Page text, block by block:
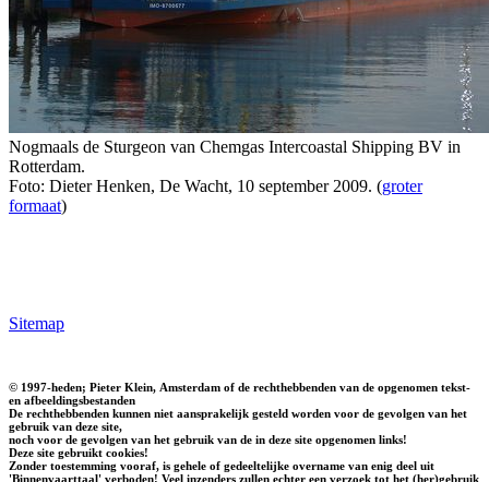
Nogmaals de Sturgeon van Chemgas Intercoastal Shipping BV in
Rotterdam.
Foto: Dieter Henken, De Wacht, 10 september 2009. (groter
formaat)
Sitemap
© 1997-heden; Pieter Klein, Amsterdam of de rechthebbenden van de opgenomen tekst-
en afbeeldingsbestanden
De rechthebbenden kunnen niet aansprakelijk gesteld worden voor de gevolgen van het
gebruik van deze site,
noch voor de gevolgen van het gebruik van de in deze site opgenomen links!
Deze site gebruikt cookies!
Zonder toestemming vooraf, is gehele of gedeeltelijke overname van enig deel uit
'Binnenvaarttaal' verboden! Veel inzenders zullen echter een verzoek tot het (her)gebruik